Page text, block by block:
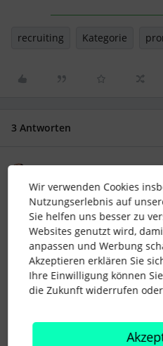
recruiting Kategorie
3 Antworten
Moin@JulianD
die Stellendetails findest du in
unter “Bearbeiten”. Hier
brauchst
Anker lichten und Segel
2 Menschen gefällt dies
Wir verwenden Cookies
Nutzungserlebnis auf
Sie helfen uns besser zu
Websites genutzt wird,
anpassen und Werbung
Akzeptieren erklären Sie
Ihre Einwilligung können
die Zukunft widerrufen